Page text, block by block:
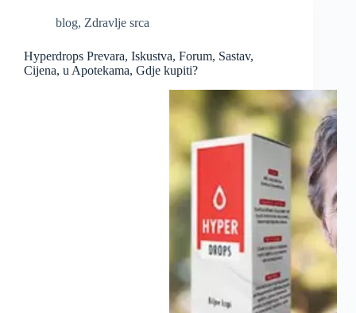
blog, Zdravlje srca
Hyperdrops Prevara, Iskustva, Forum, Sastav,
Cijena, u Apotekama, Gdje kupiti?